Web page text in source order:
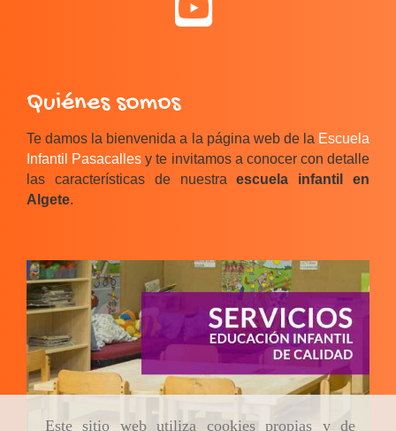
Este sitio web utiliza cookies propias y de
Quiénes somos
Te damos la bienvenida a la página web de la Escuela
Infantil Pasacalles y te invitamos a conocer con detalle
las características de nuestraescuela infantil en
Algete.